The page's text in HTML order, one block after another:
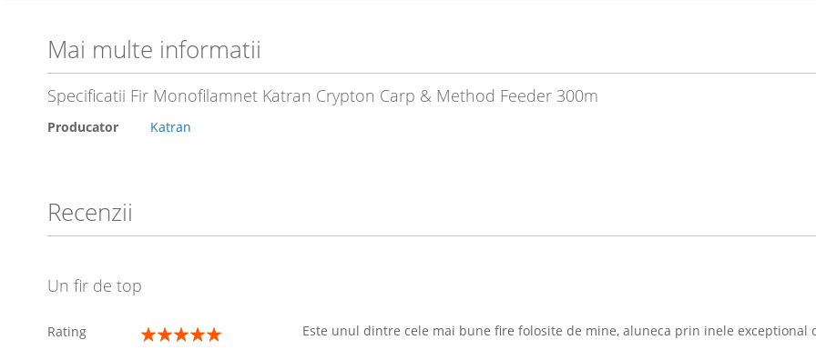
Mai multe informatii
Specificatii Fir Monofilamnet Katran Crypton Carp & Method Feeder 300m
Producator Katran
Recenzii
Un fir de top
Rating
Este unul dintre cele mai bune fire folosite de mine, aluneca prin inele exceptional